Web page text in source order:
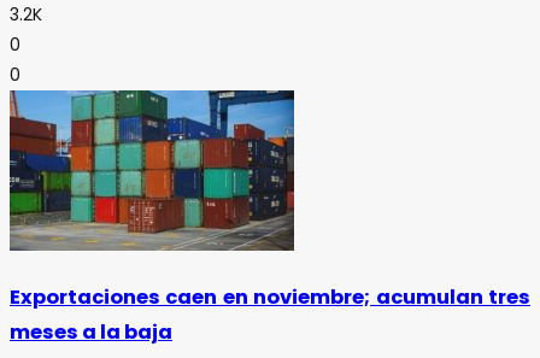
3.2K
0
0
Exportaciones caen en noviembre; acumulan tres
meses a la baja